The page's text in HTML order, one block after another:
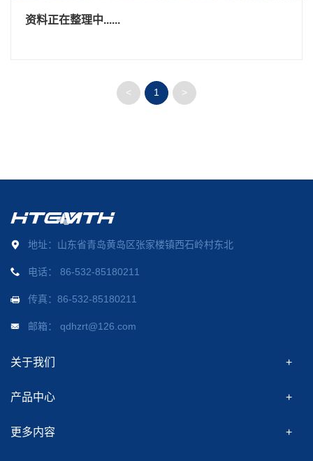
资料正在整理中......
< 1 >
地址：山东省青岛黄岛区张家楼镇西石岭村东北
电话： 86-532-85180211
传真：86-532-85180211
邮箱： qdhzrt@126.com
关于我们
产品中心
更多内容